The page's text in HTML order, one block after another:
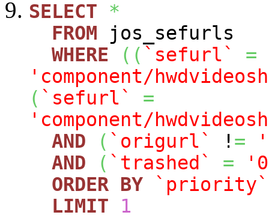
SELECT
*
FROM jos_sefurls
WHERE
( ( `sefurl`
=
'component/
( `sefurl`
=
'component/
AND
( `origurl` ! =
AND
( `trashed` =
ORDER BY
`priority`
LIMIT
1